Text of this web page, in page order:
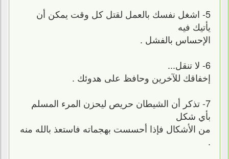
5- اشغل نفسك بالعمل لقتل كل وقت يمكن أن
يأتيك فيه
الإحساس بالفشل .
6- لا تنقل...
إخفاقك للآخرين وحافظ على هدوئك .
7- تذكر أن الشيطان حريص ليحزن المرء المسلم
بأي شكل
من الأشكال فإذا أحسست بهجماته فاستعذ بالله منه
.